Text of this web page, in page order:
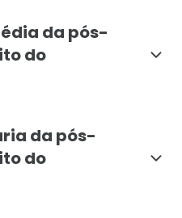
da pós-
do
da pós-
do